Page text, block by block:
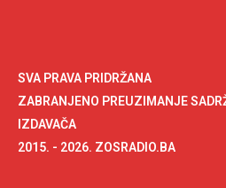
SVA PRAVA PRIDRŽANA
ZABRANJENO PREUZIMANJE
IZDAVAČA
2015. - 2026. ZOSRADIO.BA